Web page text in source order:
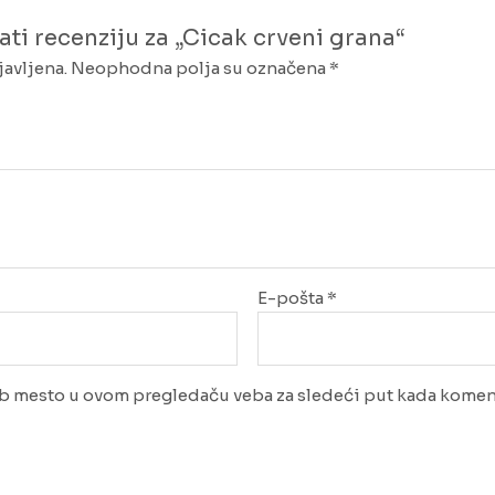
recenziju za „Cicak crveni grana“
Neophodna polja su označena *
E-pošta *
mesto u ovom pregledaču veba za sledeći put kada